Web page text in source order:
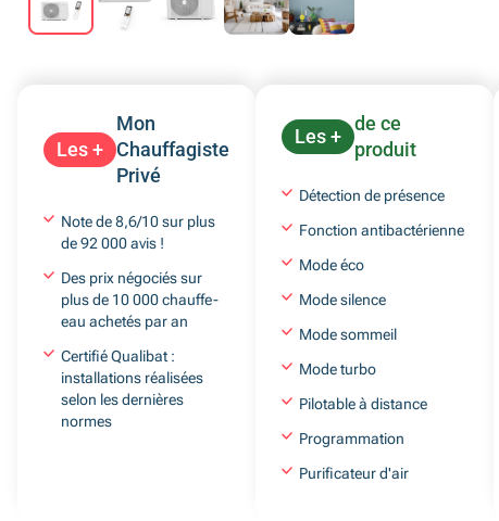
Les +
Mon
Chauffagiste
Privé
Note de 8,6/10 sur plus
de 92 000 avis !
Des prix négociés sur
plus de 10 000 chauffe-
eau achetés par an
Certifié Qualibat :
installations réalisées
selon les dernières
normes
Les +
de ce
produit
Détection de présence
Fonction antibactérienne
Mode éco
Mode silence
Mode sommeil
Mode turbo
Pilotable à distance
Programmation
Purificateur d'air